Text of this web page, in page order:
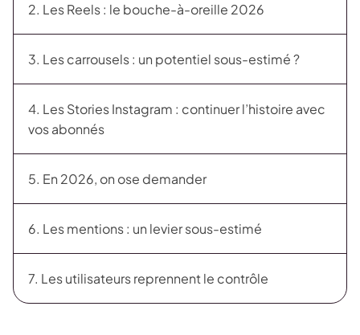
2. Les Reels : le bouche-à-oreille 2026
3. Les carrousels : un potentiel sous-estimé ?
4. Les Stories Instagram : continuer l’histoire avec
vos abonnés
5. En 2026, on ose demander
6. Les mentions : un levier sous-estimé
7. Les utilisateurs reprennent le contrôle